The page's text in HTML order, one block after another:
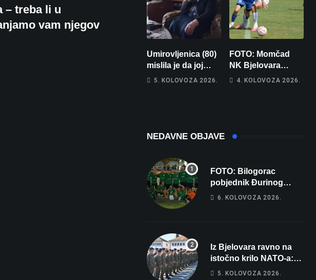
– treba li u
vam njegov
Umirovljenica (80)
mislila je da joj
piše kći pa ostala
5. KOLOVOZA 2026.
FOTO: Momčad
NK Bjelovara
poprima jesenski
4. KOLOVOZA 2026.
NEDAVNE OBJAVE
FOTO: Bilogorac
pobjednik Đurinog
memorijala
6. KOLOVOZA 2026.
Iz Bjelovara ravno na
istočno krilo NATO-a:
Evo kamo odlazi 82
5. KOLOVOZA 2026.